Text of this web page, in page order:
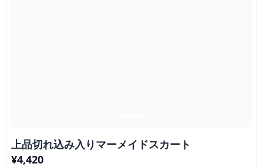
上品切れ込み入りマーメイドスカート
¥4,420